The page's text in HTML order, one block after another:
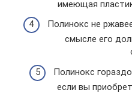
имеющая
Полинокс не
смысле его
Полинокс
если вы